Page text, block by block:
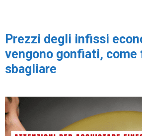
Prezzi degli infissi
vengono gonfiati, come
sbagliare